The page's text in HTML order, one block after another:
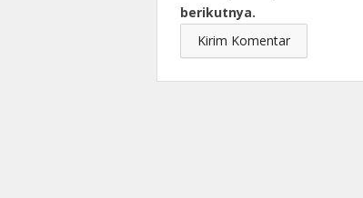
berikutnya.